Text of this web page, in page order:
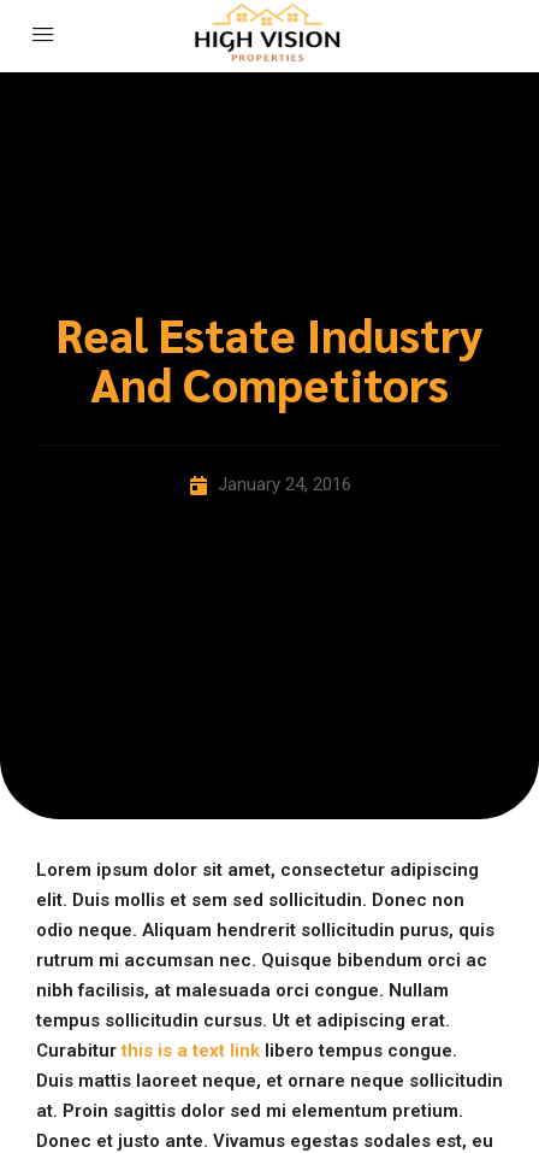
Real Estate Industry
And Competitors
January 24, 2016
Lorem ipsum dolor sit amet, consectetur adipiscing
elit. Duis mollis et sem sed sollicitudin. Donec non
odio neque. Aliquam hendrerit sollicitudin purus, quis
rutrum mi accumsan nec. Quisque bibendum orci ac
nibh facilisis, at malesuada orci congue. Nullam
tempus sollicitudin cursus. Ut et adipiscing erat.
Curabiturthis is a text link libero tempus congue.
Duis mattis laoreet neque, et ornare neque sollicitudin
at. Proin sagittis dolor sed mi elementum pretium.
Donec et justo ante. Vivamus egestas sodales est, eu